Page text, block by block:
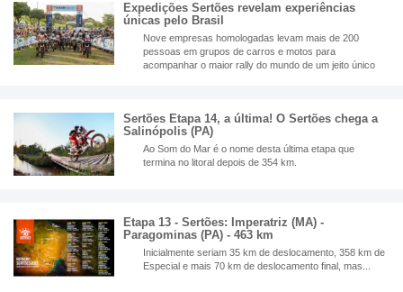
Expedições Sertões revelam experiências
únicas pelo Brasil
Nove empresas homologadas levam mais de 200
pessoas em grupos de carros e motos para
acompanhar o maior rally do mundo de um jeito único
Sertões Etapa 14, a última! O Sertões chega a
Salinópolis (PA)
Ao Som do Mar é o nome desta última etapa que
termina no litoral depois de 354 km.
Etapa 13 - Sertões: Imperatriz (MA) -
Paragominas (PA) - 463 km
Inicialmente seriam 35 km de deslocamento, 358 km de
Especial e mais 70 km de deslocamento final, mas...